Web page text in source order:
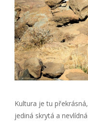
Kultura je tu
jediná skrytá a